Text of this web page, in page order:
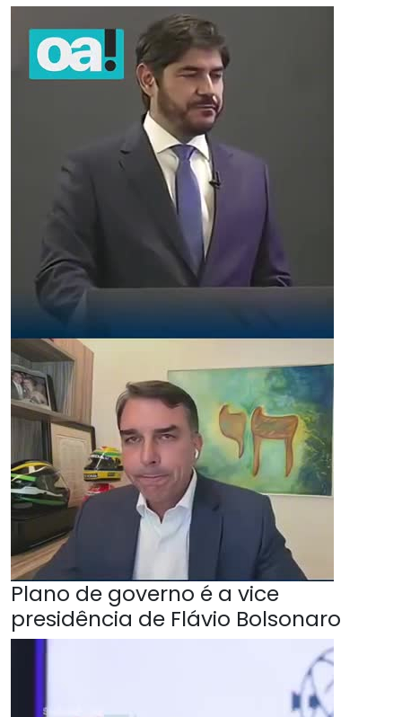
Plano de governo é a vice
presidência de Flávio Bolsonaro